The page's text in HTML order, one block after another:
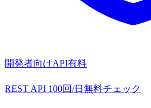
開発者向けAPI有料
REST API 100回/日無料チェック